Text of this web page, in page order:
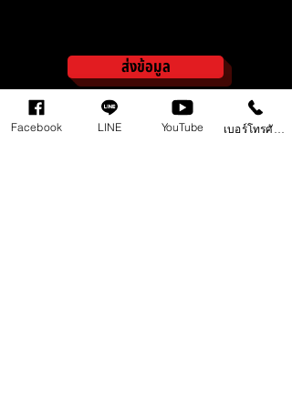
ส่งข้อมูล
Facebook LINE YouTube